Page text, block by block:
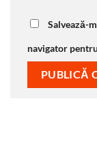
Salvează-
navigator